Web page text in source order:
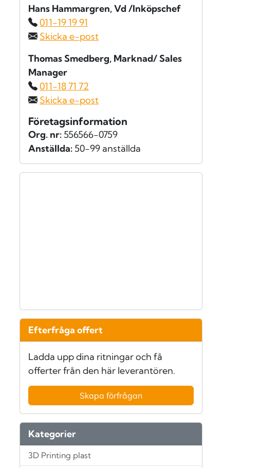
Hans Hammargren, Vd /Inköpschef
011-19 19 91
Skicka e-post
Thomas Smedberg, Marknad/ Sales
Manager
011-18 71 72
Skicka e-post
Företagsinformation
Org. nr: 556566-0759
Anställda: 50-99 anställda
Efterfråga offert
Ladda upp dina ritningar och få
offerter från den här leverantören.
Skapa förfrågan
Kategorier
3D Printing plast